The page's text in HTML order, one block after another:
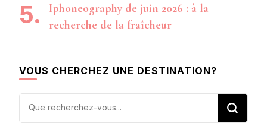
Iphoneography de juin 2026 : à la
recherche de la fraîcheur
VOUS CHERCHEZ UNE DESTINATION?
Vous